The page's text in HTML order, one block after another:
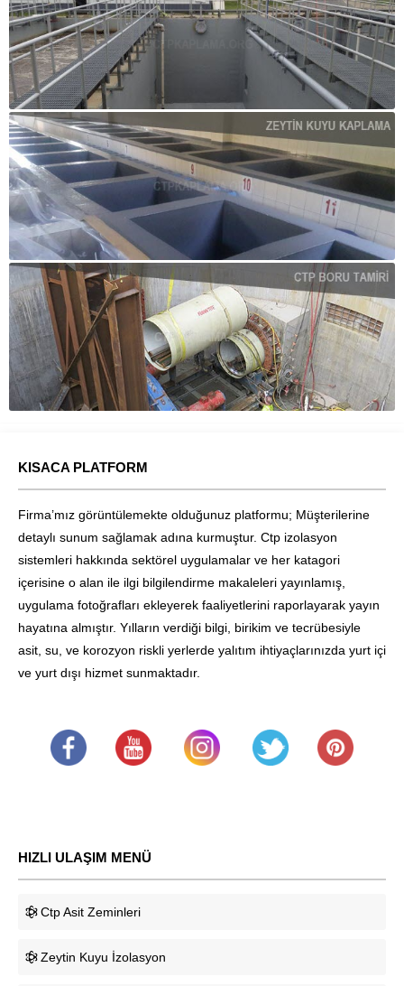
KISACA PLATFORM
Firma’mız görüntülemekte olduğunuz platformu; Müşterilerine
detaylı sunum sağlamak adına kurmuştur. Ctp izolasyon
sistemleri hakkında sektörel uygulamalar ve her katagori
içerisine o alan ile ilgi bilgilendirme makaleleri yayınlamış,
uygulama fotoğrafları ekleyerek faaliyetlerini raporlayarak yayın
hayatına almıştır. Yılların verdiği bilgi, birikim ve tecrübesiyle
asit, su, ve korozyon riskli yerlerde yalıtım ihtiyaçlarınızda yurt içi
ve yurt dışı hizmet sunmaktadır.
HIZLI ULAŞIM MENÜ
Ctp Asit Zeminleri
Zeytin Kuyu İzolasyon